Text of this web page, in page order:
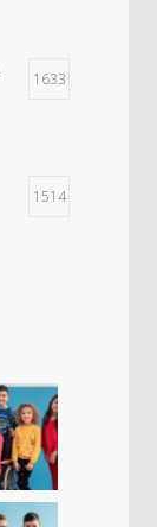
1633
1514
1430
1307